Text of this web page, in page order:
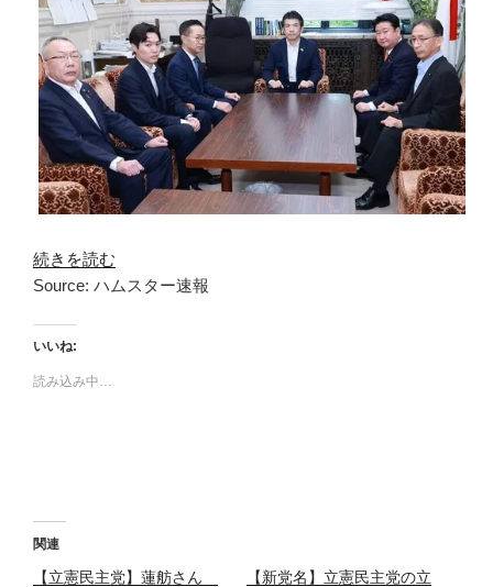
続きを読む
Source: ハムスター速報
いいね:
読み込み中…
関連
【立憲民主党】蓮舫さん
【新党名】立憲民主党の立